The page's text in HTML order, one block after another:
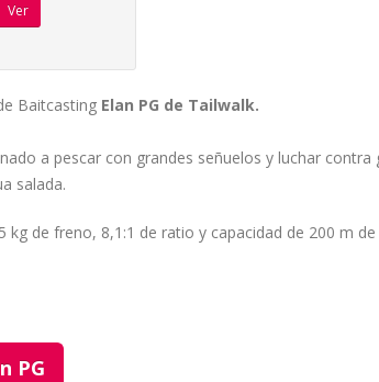
Ver
Baitcasting Elan PG de Tailwalk.
a pescar con grandes señuelos y luchar contra
salada.
kg de freno, 8,1:1 de ratio y capacidad de 200 m
PG